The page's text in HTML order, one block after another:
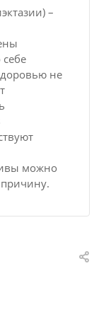
–
не
можно